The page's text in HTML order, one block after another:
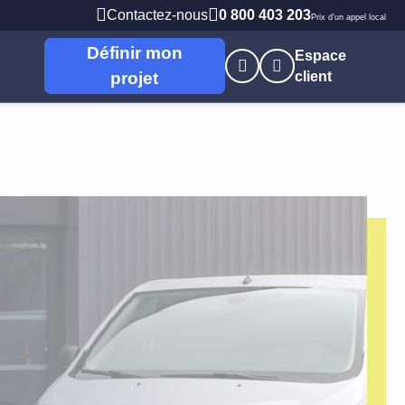
Contactez-nous 0 800 403 203Prix d'un appel local
Définir mon
projet
Espace
client